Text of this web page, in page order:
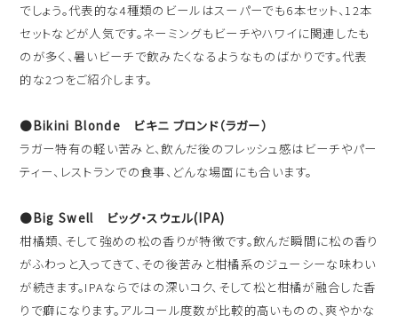
でしょう。代表的な4種類のビールはスーパーでも6本セット、12本
セットなどが人気です。ネーミングもビーチやハワイに関連したも
のが多く、暑いビーチで飲みたくなるようなものばかりです。代表
的な2つをご紹介します。
●Bikini Blonde ビキニ ブロンド（ラガー）
ラガー特有の軽い苦みと、飲んだ後のフレッシュ感はビーチやパー
ティー、レストランでの食事、どんな場面にも合います。
●Big Swell ビッグ・スウェル(IPA)
柑橘類、そして強めの松の香りが特徴です。飲んだ瞬間に松の香り
がふわっと入ってきて、その後苦みと柑橘系のジューシーな味わい
が続きます。IPAならではの深いコク、そして松と柑橘が融合した香
りで癖になります。アルコール度数が比較的高いものの、爽やかな